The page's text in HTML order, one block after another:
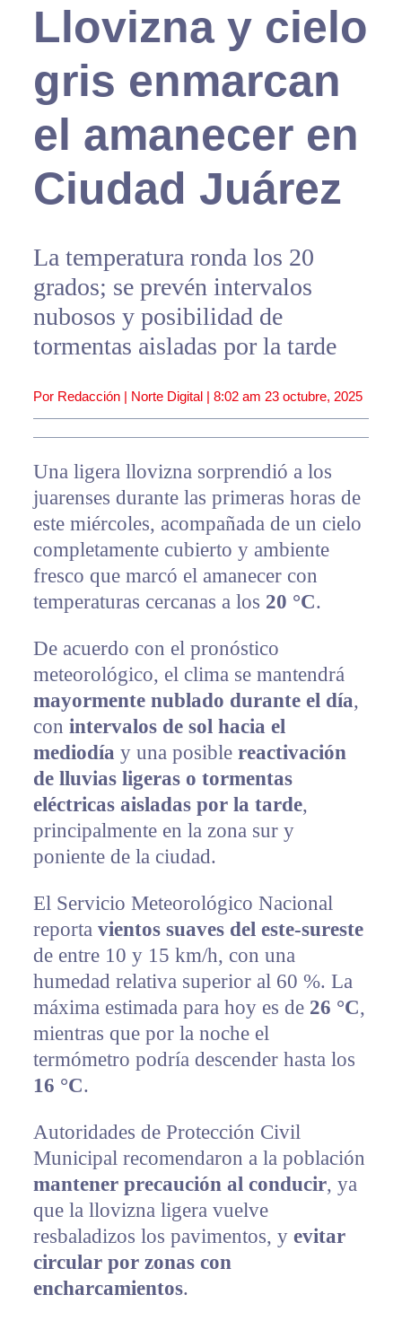
Llovizna y cielo
gris enmarcan
el amanecer en
Ciudad Juárez
La temperatura ronda los 20
grados; se prevén intervalos
nubosos y posibilidad de
tormentas aisladas por la tarde
Por Redacción | Norte Digital | 8:02 am 23 octubre, 2025
Una ligera llovizna sorprendió a los
juarenses durante las primeras horas de
este miércoles, acompañada de un cielo
completamente cubierto y ambiente
fresco que marcó el amanecer con
temperaturas cercanas a los 20 °C.
De acuerdo con el pronóstico
meteorológico, el clima se mantendrá
mayormente nublado durante el día,
con intervalos de sol hacia el
mediodía y una posible reactivación
de lluvias ligeras o tormentas
eléctricas aisladas por la tarde,
principalmente en la zona sur y
poniente de la ciudad.
El Servicio Meteorológico Nacional
reporta vientos suaves del este-sureste
de entre 10 y 15 km/h, con una
humedad relativa superior al 60 %. La
máxima estimada para hoy es de 26 °C,
mientras que por la noche el
termómetro podría descender hasta los
16 °C.
Autoridades de Protección Civil
Municipal recomendaron a la población
mantener precaución al conducir, ya
que la llovizna ligera vuelve
resbaladizos los pavimentos, y evitar
circular por zonas con
encharcamientos.